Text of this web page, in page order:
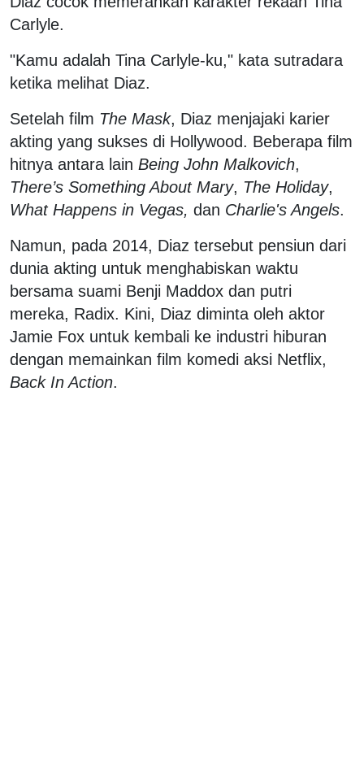
Carlyle.
"Kamu adalah Tina Carlyle-ku," kata sutradara
ketika melihat Diaz.
Setelah film The Mask, Diaz menjajaki karier
akting yang sukses di Hollywood. Beberapa film
hitnya antara lain Being John Malkovich,
There’s Something About Mary, The Holiday,
What Happens in Vegas, dan Charlie's Angels.
Namun, pada 2014, Diaz tersebut pensiun dari
dunia akting untuk menghabiskan waktu
bersama suami Benji Maddox dan putri
mereka, Radix. Kini, Diaz diminta oleh aktor
Jamie Fox untuk kembali ke industri hiburan
dengan memainkan film komedi aksi Netflix,
Back In Action.